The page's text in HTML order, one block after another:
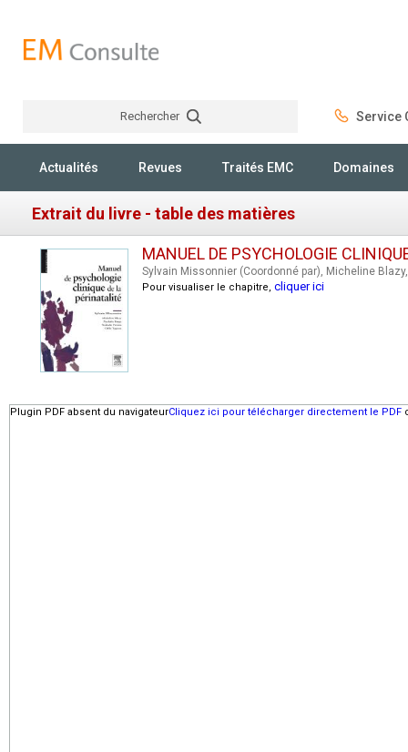
Rechercher Service
Actualités Revues Traités EMC Domaines
Extrait du livre - table des matières
MANUEL DE PSYCHOLOGIE
Sylvain Missonnier (Coordonné par), Micheline
Pour visualiser le chapitre, cliquer ici
Plugin PDF absent du navigateurCliquez ici pour télécharger directement le PDF